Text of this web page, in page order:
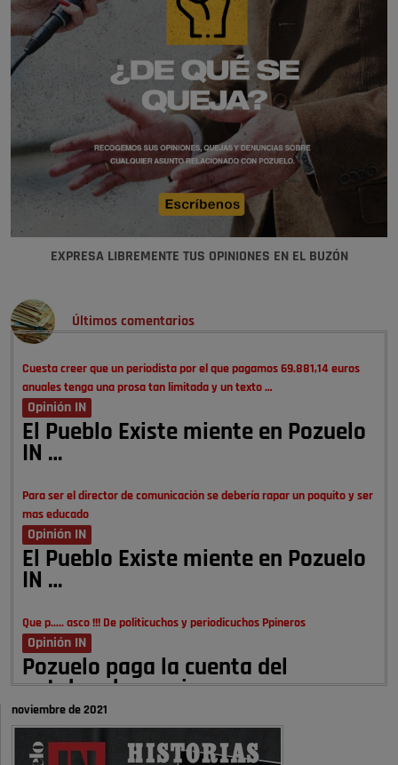
EXPRESA LIBREMENTE TUS OPINIONES EN EL BUZÓN
Últimos comentarios
Cuesta creer que un periodista por el que pagamos 69.881,14 euros
anuales tenga una prosa tan limitada y un texto …
Opinión IN
El Pueblo Existe miente en Pozuelo
IN …
Para ser el director de comunicación se debería rapar un poquito y ser
mas educado
Opinión IN
El Pueblo Existe miente en Pozuelo
IN …
Que p..... asco !!! De politicuchos y periodicuchos Ppineros
Opinión IN
Pozuelo paga la cuenta del
autobombo: casi …
Señora Alcaldesa Ud no ha vivido nunca en Pozuelo , pero yo si desde
hace más de 60 años , …
noviembre de 2021